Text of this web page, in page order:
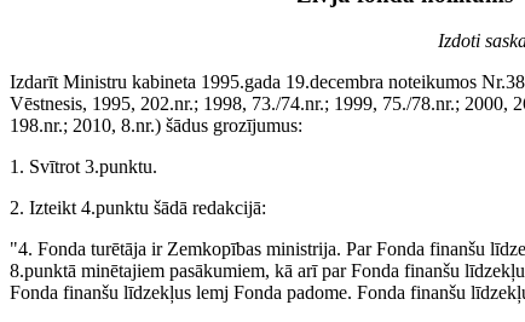
Izdoti
Izdarīt Ministru kabineta 1995.gada 19.decembra noteikumos
Vēstnesis, 1995, 202.nr.; 1998, 73./74.nr.; 1999, 75./78.nr.; 2000,
198.nr.; 2010, 8.nr.) šādus grozījumus:
1. Svītrot 3.punktu.
2. Izteikt 4.punktu šādā redakcijā:
"4. Fonda turētāja ir Zemkopības ministrija. Par Fonda finanšu
8.punktā minētajiem pasākumiem, kā arī par Fonda finanšu
Fonda finanšu līdzekļus lemj Fonda padome. Fonda finanšu